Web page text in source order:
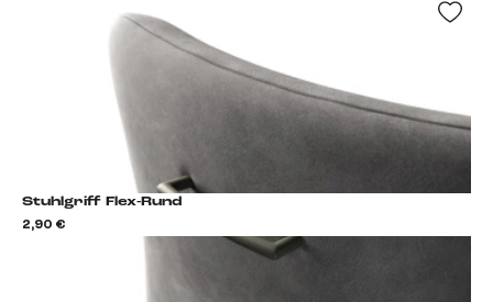
Stuhlgriff Flex-Rund
2,90 €
Stuhlgriff hinzufügen